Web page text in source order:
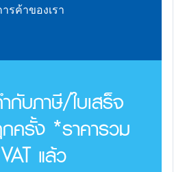
รค้าของเรา
กับภาษี/ใบเสร็จ
ครั้ง *ราคารวม
VAT แล้ว